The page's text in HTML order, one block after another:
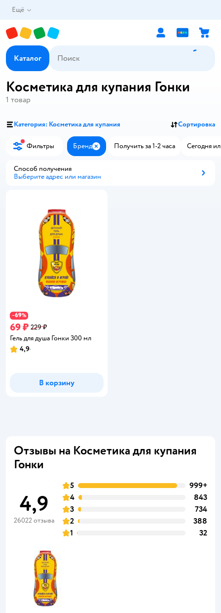
Ещё
Каталог
Косметика для купания Гонки
1 товар
Категория: Косметика для купания Сортировка
Фильтры Бренд ЗакрытьПолучить за 1-2 часа Сегодня
Способ получения
Выберите адрес или магазин
−69%
69 ₽ 229 ₽
Гель для душа Гонки 300 мл
Рейтинг:
4,9
В корзину
Отзывы на Косметика для купания
Гонки
4,9
26022 отзыва
5
999+
4
843
3
734
2
388
1
32